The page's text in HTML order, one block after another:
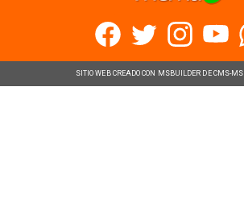
SITIO WEB CREADO CON MSBUILDER DE CMS-